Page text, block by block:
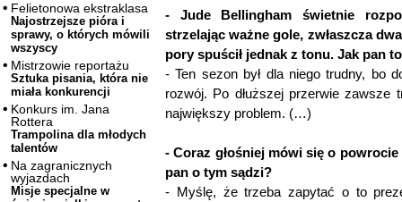
Felietonowa ekstraklasa
Najostrzejsze pióra i
sprawy, o których mówili
wszyscy
Mistrzowie reportażu
Sztuka pisania, która nie
miała konkurencji
Konkurs im. Jana
Rottera
Trampolina dla młodych
talentów
Na zagranicznych
wyjazdach
Misje specjalne w
- Jude Bellingham świetnie
strzelając ważne gole, zwłaszcza
pory spuścił jednak z tonu. Jak pan
- Ten sezon był dla niego trudny, bo
rozwój. Po dłuższej przerwie zawsze
największy problem. (…)
- Coraz głośniej mówi się o
pan o tym sądzi?
- Myślę, że trzeba zapytać o to